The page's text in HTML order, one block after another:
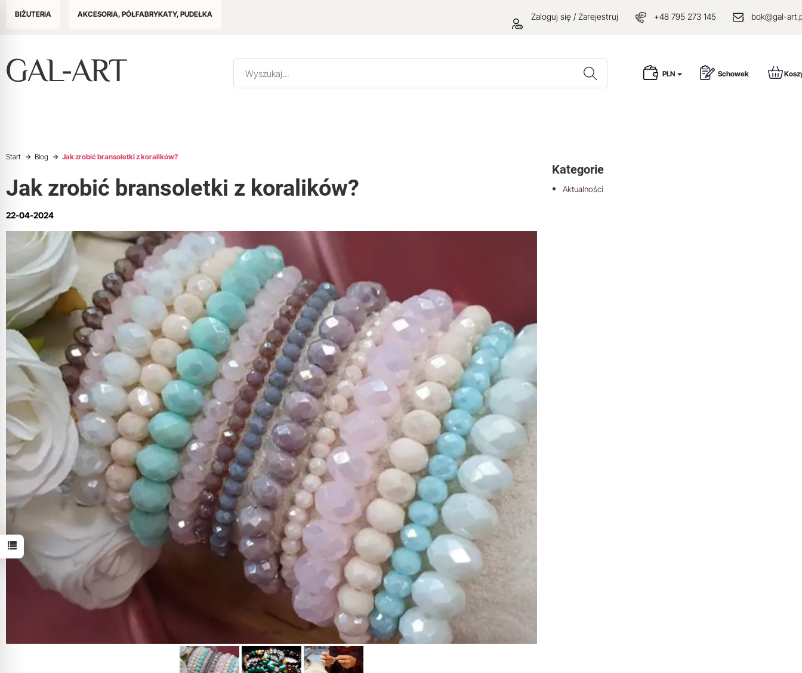
BIŻUTERIA AKCESORIA, PÓŁFABRYKATY, PUDEŁKA Zaloguj się / Zarejestruj +48 795 273 145 bok@gal-
Wyszukaj PLN Schowek
Start Blog Jak zrobić bransoletki z koralików?
Jak zrobić bransoletki z koralików?
22-04-2024
Kategorie
Aktualności